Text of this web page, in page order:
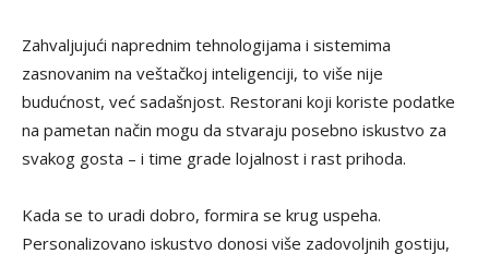
Zahvaljujući naprednim tehnologijama i sistemima
zasnovanim na veštačkoj inteligenciji, to više nije
budućnost, već sadašnjost. Restorani koji koriste podatke
na pametan način mogu da stvaraju posebno iskustvo za
svakog gosta – i time grade lojalnost i rast prihoda.
Kada se to uradi dobro, formira se krug uspeha.
Personalizovano iskustvo donosi više zadovoljnih gostiju,